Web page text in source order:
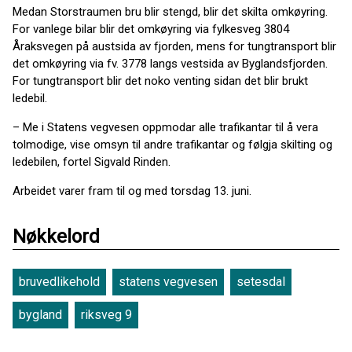
Medan Storstraumen bru blir stengd, blir det skilta omkøyring.
For vanlege bilar blir det omkøyring via fylkesveg 3804
Åraksvegen på austsida av fjorden, mens for tungtransport blir
det omkøyring via fv. 3778 langs vestsida av Byglandsfjorden.
For tungtransport blir det noko venting sidan det blir brukt
ledebil.
– Me i Statens vegvesen oppmodar alle trafikantar til å vera
tolmodige, vise omsyn til andre trafikantar og følgja skilting og
ledebilen, fortel Sigvald Rinden.
Arbeidet varer fram til og med torsdag 13. juni.
Nøkkelord
bruvedlikehold statens vegvesen setesdal
bygland riksveg 9